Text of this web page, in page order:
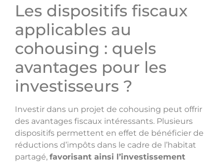
Les dispositifs fiscaux
applicables au
cohousing : quels
avantages pour les
investisseurs ?
Investir dans un projet de cohousing peut offrir
des avantages fiscaux intéressants. Plusieurs
dispositifs permettent en effet de bénéficier de
réductions d’impôts dans le cadre de l’habitat
partagé, favorisant ainsi l’investissement